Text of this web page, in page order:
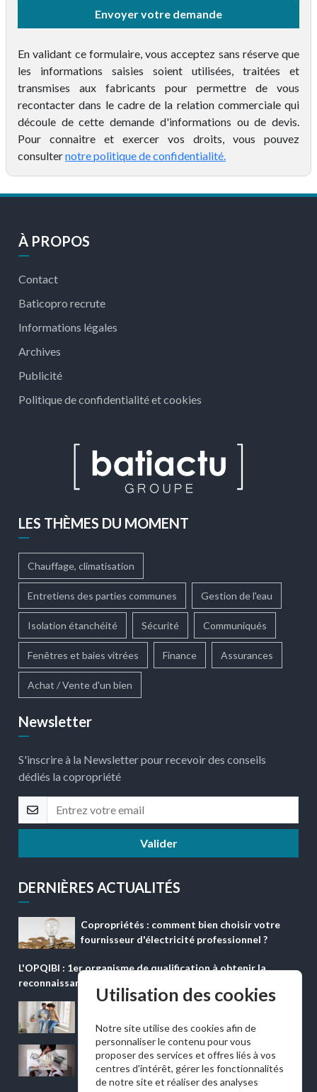
Envoyer votre demande
En validant ce formulaire, vous acceptez sans réserve que
les informations saisies soient utilisées, traitées et
transmises aux fabricants pour permettre de vous
recontacter dans le cadre de la relation commerciale qui
découle de cette demande d'informations ou de devis.
Pour connaitre et exercer vos droits, vous pouvez
consulternotre politique de confidentialité.
À PROPOS
Contact
Baticopro recrute
Informations légales
Archives
Publicité
Politique de confidentialité et cookies
LES THÈMES DU MOMENT
Chauffage, climatisation
Entretiens des parties communes Gestion de l'eau
Isolation étanchéité Sécurité Communiqués
Fenêtres et baies vitrées Finance Assurances
Achat / Vente d'un bien
Newsletter
S'inscrire à la Newsletter pour recevoir des conseils
dédiés la copropriété
Valider
DERNIÈRES ACTUALITÉS
Copropriétés : comment bien choisir votre
fournisseur d'électricité professionnel ?
L'OPQIBI : 1er organisme de qualification à obtenir la
reconnaissance ''QUALICONFORM''
assurance de prêt immobilier choisir ?
Rénovation énergétique en copropriété :
comment financer un projet sans bloquer les
décisions ?
Utilisation des cookies
Notre site utilise des cookies afin de
personnaliser le contenu pour vous
proposer des services et offres liés à vos
centres d'intérêt, gérer les fonctionnalités
de notre site et réaliser des analyses